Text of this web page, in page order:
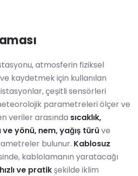
atmosferin fiziksel
kaydetmek için kullanılan
istasyonlar, çeşitli sensörleri
parametreleri ölçer ve
veriler arasında sıcaklık,
ve yönü, nem, yağış türüve
bulunur. Kablosuz
kablolamanın yaratacağı
hızlı ve pratik şekilde iklim